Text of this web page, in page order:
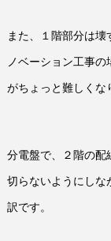
また、１階部分は
ノベーション工事
がちょっと難しくな
分電盤で、２階の配
切らないようにしな
訳です。